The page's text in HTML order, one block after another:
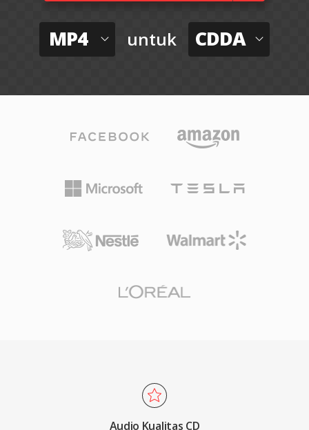
MP4 untuk CDDA
Audio Kualitas CD